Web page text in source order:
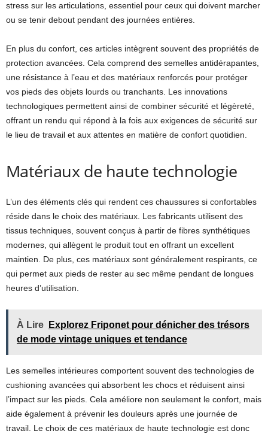
stress sur les articulations, essentiel pour ceux qui doivent marcher
ou se tenir debout pendant des journées entières.
En plus du confort, ces articles intègrent souvent des propriétés de
protection avancées. Cela comprend des semelles antidérapantes,
une résistance à l’eau et des matériaux renforcés pour protéger
vos pieds des objets lourds ou tranchants. Les innovations
technologiques permettent ainsi de combiner sécurité et légèreté,
offrant un rendu qui répond à la fois aux exigences de sécurité sur
le lieu de travail et aux attentes en matière de confort quotidien.
Matériaux de haute technologie
L’un des éléments clés qui rendent ces chaussures si confortables
réside dans le choix des matériaux. Les fabricants utilisent des
tissus techniques, souvent conçus à partir de fibres synthétiques
modernes, qui allègent le produit tout en offrant un excellent
maintien. De plus, ces matériaux sont généralement respirants, ce
qui permet aux pieds de rester au sec même pendant de longues
heures d’utilisation.
À Lire
Explorez Friponet pour dénicher des trésors
de mode vintage uniques et tendance
Les semelles intérieures comportent souvent des technologies de
cushioning avancées qui absorbent les chocs et réduisent ainsi
l’impact sur les pieds. Cela améliore non seulement le confort, mais
aide également à prévenir les douleurs après une journée de
travail. Le choix de ces matériaux de haute technologie est donc